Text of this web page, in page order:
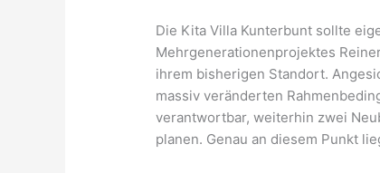
Die Kita Villa Kunterbunt sollte
Mehrgenerationenprojektes
ihrem bisherigen Standort.
massiv veränderten
verantwortbar, weiterhin zwei
planen. Genau an diesem Punkt